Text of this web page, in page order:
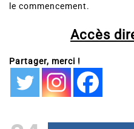
le commencement.
Accès
Partager, merci !